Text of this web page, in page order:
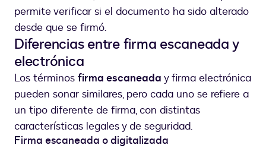
permite verificar si el documento ha sido alterado
desde que se firmó.
Diferencias entre firma escaneada y
electrónica
Los términos firma escaneada y firma electrónica
pueden sonar similares, pero cada uno se refiere a
un tipo diferente de firma, con distintas
características legales y de seguridad.
Firma escaneada o digitalizada